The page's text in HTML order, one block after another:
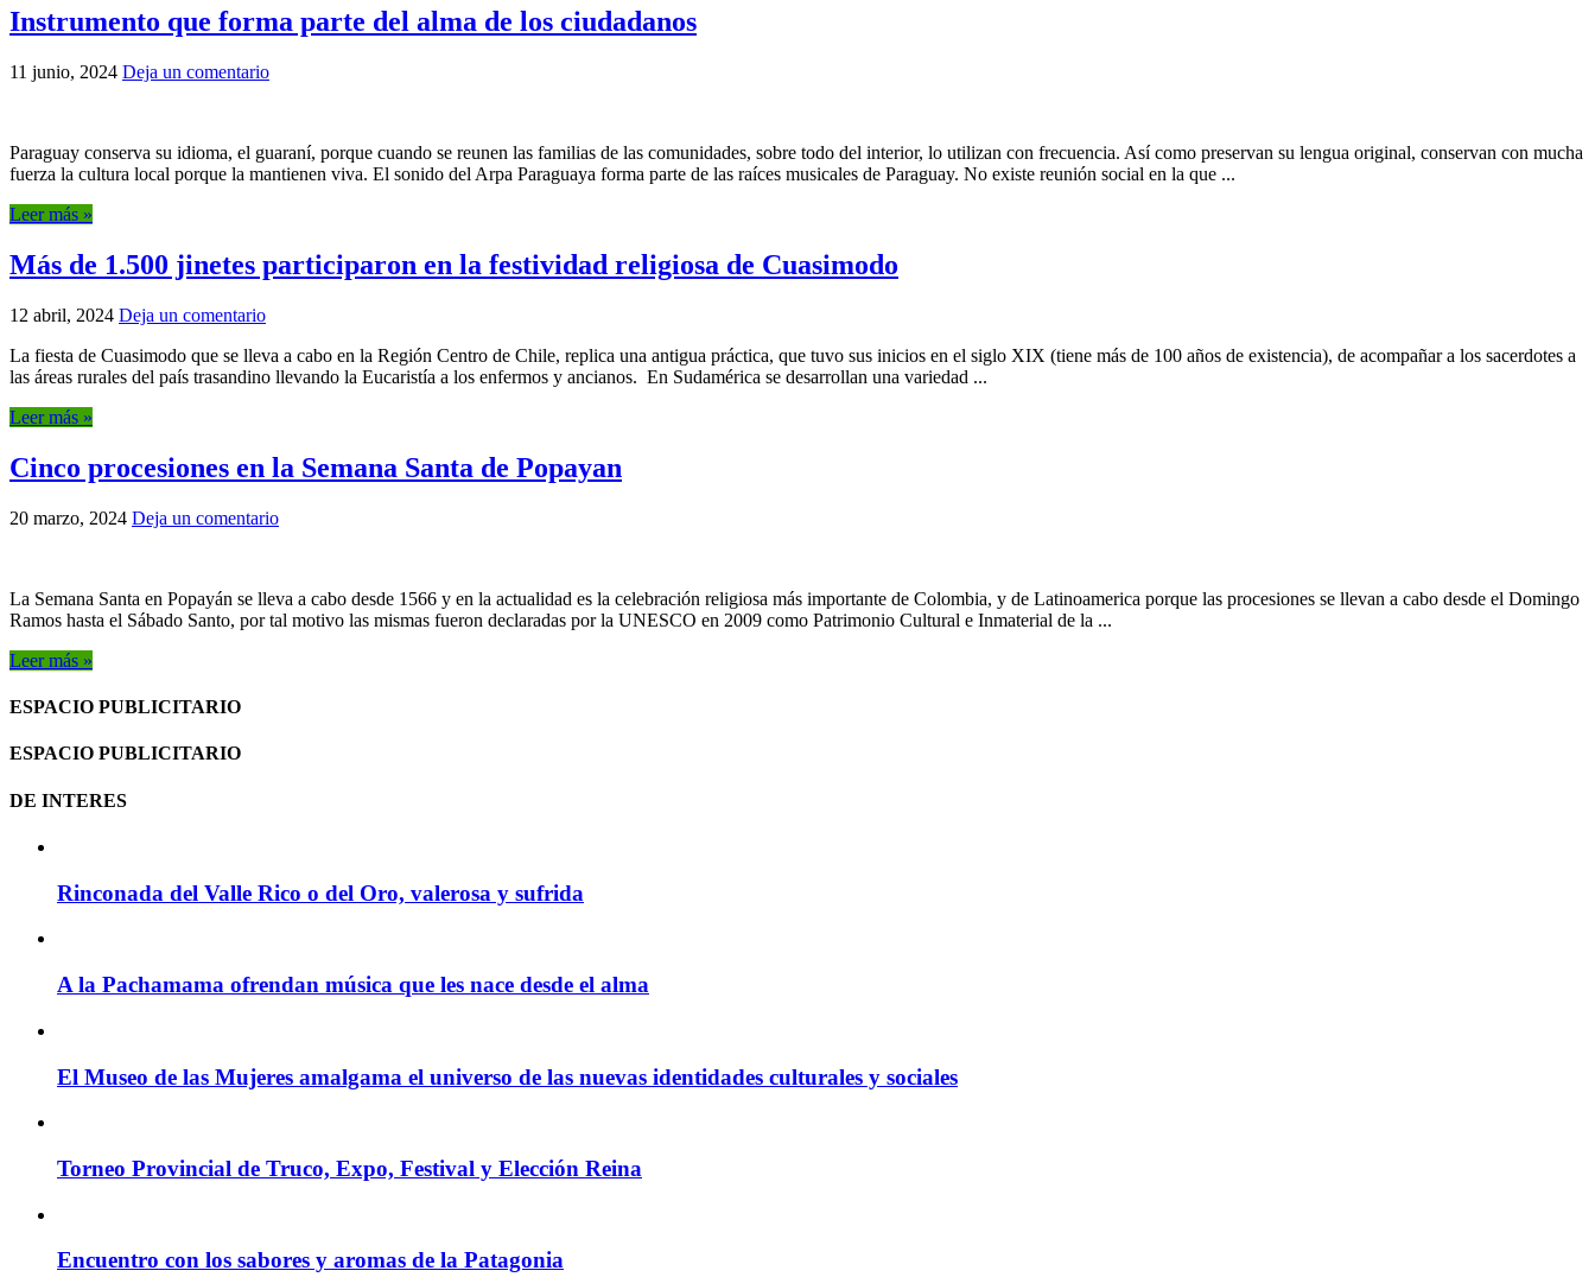
Instrumento que forma parte del alma de los ciudadanos
11 junio, 2024 Deja un comentario
Paraguay conserva su idioma, el guaraní, porque cuando se reunen las familias de las comunidades, sobre todo del interior, lo utilizan con frecuencia. Así como preservan su lengua original, conservan con mucha
fuerza la cultura local porque la mantienen viva. El sonido del Arpa Paraguaya forma parte de las raíces musicales de Paraguay. No existe reunión social en la que ...
Leer más »
Más de 1.500 jinetes participaron en la festividad religiosa de Cuasimodo
12 abril, 2024 Deja un comentario
La fiesta de Cuasimodo que se lleva a cabo en la Región Centro de Chile, replica una antigua práctica, que tuvo sus inicios en el siglo XIX (tiene más de 100 años de existencia), de acompañar a los sacerdotes a
las áreas rurales del país trasandino llevando la Eucaristía a los enfermos y ancianos. En Sudamérica se desarrollan una variedad ...
Leer más »
Cinco procesiones en la Semana Santa de Popayan
20 marzo, 2024 Deja un comentario
La Semana Santa en Popayán se lleva a cabo desde 1566 y en la actualidad es la celebración religiosa más importante de Colombia, y de Latinoamerica porque las procesiones se llevan a cabo desde el Domingo
Ramos hasta el Sábado Santo, por tal motivo las mismas fueron declaradas por la UNESCO en 2009 como Patrimonio Cultural e Inmaterial de la ...
Leer más »
ESPACIO PUBLICITARIO
ESPACIO PUBLICITARIO
DE INTERES
Rinconada del Valle Rico o del Oro, valerosa y sufrida
A la Pachamama ofrendan música que les nace desde el alma
El Museo de las Mujeres amalgama el universo de las nuevas identidades culturales y sociales
Torneo Provincial de Truco, Expo, Festival y Elección Reina
Encuentro con los sabores y aromas de la Patagonia